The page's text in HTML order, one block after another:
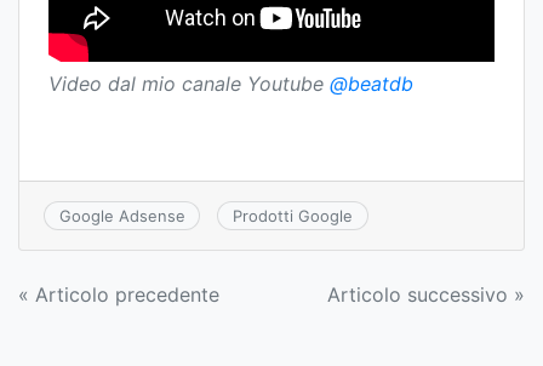
Video dal mio canale Youtube @beatdb
Google Adsense Prodotti Google
Navigazione
« Articolo precedente Articolo successivo »